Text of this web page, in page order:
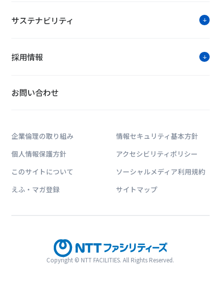
サステナビリティ
採用情報
お問い合わせ
企業倫理の取り組み
情報セキュリティ基本方針
個人情報保護方針
アクセシビリティポリシー
このサイトについて
ソーシャルメディア利用規約
えふ・マガ登録
サイトマップ
Copyright © NTT FACILITIES. All Rights Reserved.